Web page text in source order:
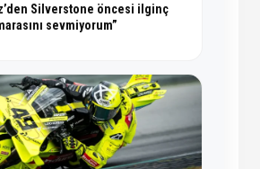
Silverstone öncesi ilginç
sevmiyorum”